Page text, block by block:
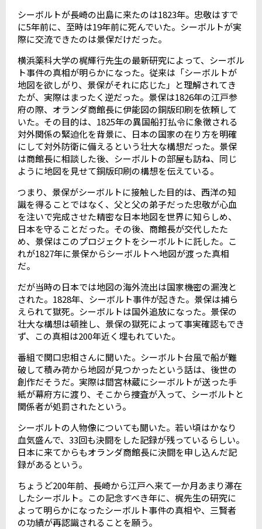
シーボルトが長崎の出島に来たのは1823年。忠敬はすで
に5年前に、至時は19年前に死んでいた。シーボルトが実
際に交流できたのは景保だけだった。
横浜薬科大学の梶輝行先生の最新研究によって、シーボル
ト事件の真相が明らかになった。従来は「シーボルトが
地図を欲しがり、景保がそれに応じた」と理解されてき
たが、実際はまったく逆だった。景保は1826年の江戸参
府の際、オランダ商館長に伊能図の銅版印刷を依頼して
いた。その目的は、 1825年の異国船打払令に象徴される
対外関係の緊迫化を背景に、日本の国家の在り方を明確
にして対外防衛に備えるという壮大な構想だった。景保
は商館長に相談した後、シーボルトの部屋も訪ね、同じ
ように地図を見せて銅版印刷の構想を伝えている。
つまり、景保がシーボルトに接触した目的は、西洋の知
識を得ることではなく、父と父の弟子だった忠敬が心血
を注いで完成させた精密な日本地図を世界に知らしめ、
日本を守ることだった。その後、商館長が交代したた
め、景保はこのプロジェクトをシーボルトに託した。こ
れが1827年に景保からシーボルトへ地図が渡った真相
だ。
だが当時の日本では地図の海外流出は国家機密の漏洩と
された。 1828年、シーボルト事件が起きた。景保は捕ら
えられて獄死。シーボルトは国外追放になった。景保の
壮大な構想は頓挫し、景保の獄死によって事実確認もでき
ず、この真相は200年近く埋もれていた。
番組で関口忠相さんに聞いた。シーボルト台風で船が難
破して積み荷から地図が見つかったという話は、後世の
創作だそうだ。実際は間宮林蔵にシーボルトが送った手
紙が幕府方に渡り、そこから捜査が入って、シーボルトと
関係者が処罰されたという。
シーボルトの人物像についても聞いた。若い頃はかなり
血気盛んで、 33回も決闘をした記録が残っているらしい。
日本に来てからもオランダ商館長に決闘を申し込んだ記
録があるという。
ちょうど200年前、長崎から江戸へ来て一か月あまり滞在
したシーボルト。この記念すべき年に、梶先生の研究に
よって明らかになったシーボルト事件の真相や、三賢者
の功績が再認識されることを願う。